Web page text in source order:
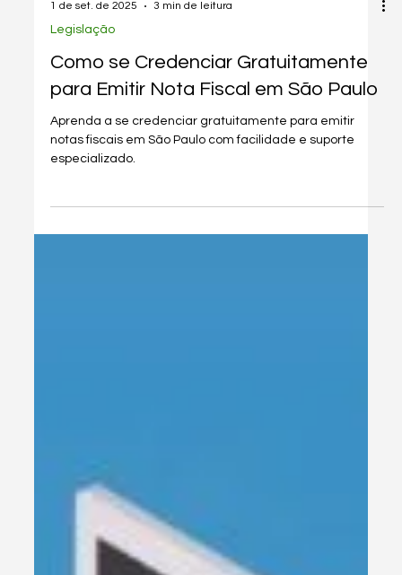
1 de set. de 2025 3 min de leitura
Como se Credenciar Gratuitamente
para Emitir Nota Fiscal em São Paulo